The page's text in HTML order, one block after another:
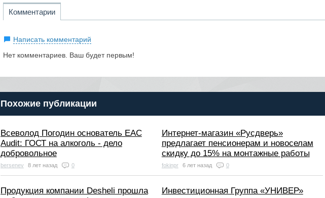
Комментарии
Написать комментарий
Нет комментариев. Ваш будет первым!
Похожие публикации
Всеволод Погодин основатель EAC
Audit: ГОСТ на алкоголь - дело
добровольное
bersenev 8 лет назад 0
Интернет-магазин «Русдверь»
предлагает пенсионерам и новоселам
скидку до 15% на монтажные работы
fokinpr 6 лет назад 0
Продукция компании Desheli прошла
Инвестиционная Группа «УНИВЕР»